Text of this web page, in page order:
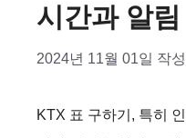
시간과 알림
2024년 11월 01일 작
KTX 표 구하기, 특히